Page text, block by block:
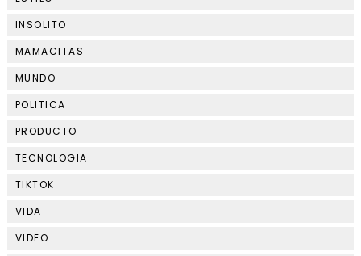
INSOLITO
MAMACITAS
MUNDO
POLITICA
PRODUCTO
TECNOLOGIA
TIKTOK
VIDA
VIDEO